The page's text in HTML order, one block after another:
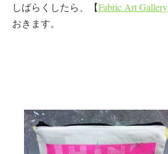
しばらくしたら、【Fabric Art Gallery
おきます。